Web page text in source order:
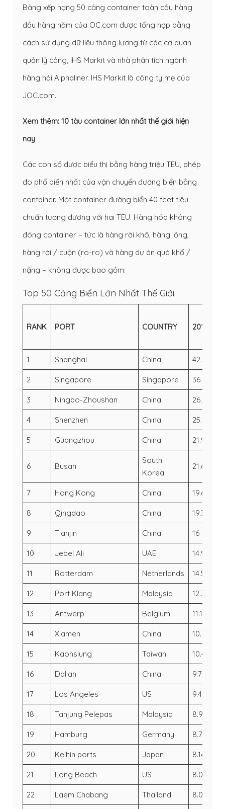
Bảng xếp hạng 50 cảng container toàn cầu hàng
đầu hàng năm của OC.com được tổng hợp bằng
cách sử dụng dữ liệu thông lượng từ các cơ quan
quản lý cảng, IHS Markit và nhà phân tích ngành
hàng hải Alphaliner. IHS Markit là công ty mẹ của
JOC.com.
Xem thêm: 10 tàu container lớn nhất thế giới hiện
nay
Các con số được biểu thị bằng hàng triệu TEU, phép
đo phổ biến nhất của vận chuyển đường biển bằng
container. Một container đường biển 40 feet tiêu
chuẩn tương đương với hai TEU. Hàng hóa không
đóng container – tức là hàng rời khô, hàng lỏng,
hàng rời / cuộn (ro-ro) và hàng dự án quá khổ /
nặng – không được bao gồm:
Top 50 Cảng Biển Lớn Nhất Thế Giới
RANK PORT COUNTRY 2018
1 Shanghai China 42.01
2 Singapore Singapore 36.6
3 Ningbo-Zhoushan China 26.35
4 Shenzhen China 25.73
5 Guangzhou China 21.92
6 Busan
South
Korea
21.66
7 Hong Kong China 19.6
8 Qingdao China 19.31
9 Tianjin China 16
10 Jebel Ali UAE 14.95
11 Rotterdam Netherlands 14.5
12 Port Klang Malaysia 12.32
13 Antwerp Belgium 11.1
14 Xiamen China 10.7
15 Kaohsiung Taiwan 10.45
16 Dalian China 9.77
17 Los Angeles US 9.46
18 Tanjung Pelepas Malaysia 8.96
19 Hamburg Germany 8.77
20 Keihin ports Japan 8.14
21 Long Beach US 8.09
22 Laem Chabang Thailand 8.07